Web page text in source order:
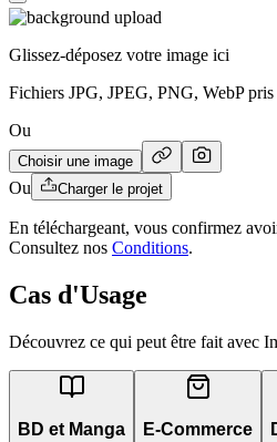
Glissez-déposez votre image ici
Fichiers JPG, JPEG, PNG, WebP pris
Ou
Choisir une image
Ou Charger le projet
En téléchargeant, vous confirmez
Consultez nos Conditions.
Cas d'Usage
Découvrez ce qui peut être fait avec
BD et Manga E-Commerce